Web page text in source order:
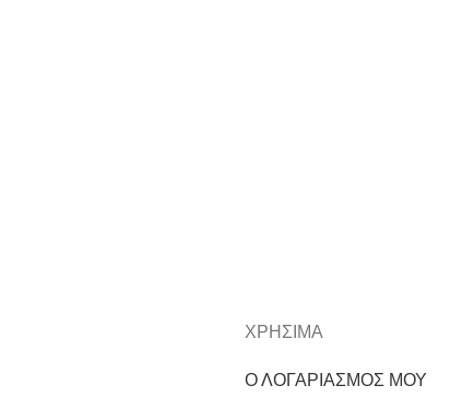
ΧΡΗΣΙΜΑ
Ο ΛΟΓΑΡΙΑΣΜΟΣ ΜΟΥ